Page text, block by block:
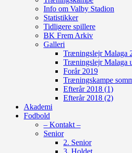
Info om Valby Stadion
Statistikker
Tidligere spillere
BK Frem Arkiv
Galleri
Træningslejr Malaga
Træningslejr Malaga
Forår 2019
Træningskampe
Efterår 2018 (1)
Efterår 2018 (2)
Akademi
Fodbold
– Kontakt –
Senior
2. Senior
3. Holdet